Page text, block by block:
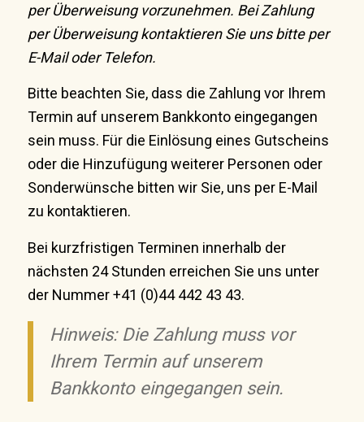
per Überweisung vorzunehmen. Bei Zahlung
per Überweisung kontaktieren Sie uns bitte per
E-Mail oder Telefon.
Bitte beachten Sie, dass die Zahlung vor Ihrem
Termin auf unserem Bankkonto eingegangen
sein muss. Für die Einlösung eines Gutscheins
oder die Hinzufügung weiterer Personen oder
Sonderwünsche bitten wir Sie, uns per E-Mail
zu kontaktieren.
Bei kurzfristigen Terminen innerhalb der
nächsten 24 Stunden erreichen Sie uns unter
der Nummer +41 (0)44 442 43 43.
Hinweis: Die Zahlung muss vor
Ihrem Termin auf unserem
Bankkonto eingegangen sein.